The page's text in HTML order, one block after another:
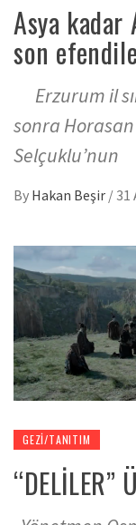
Asya kadar
son
Erzurum il
sonra
Selçuklu’nun
By Hakan Beşir / 31
GEZI/TANITIM
“DELİLER”